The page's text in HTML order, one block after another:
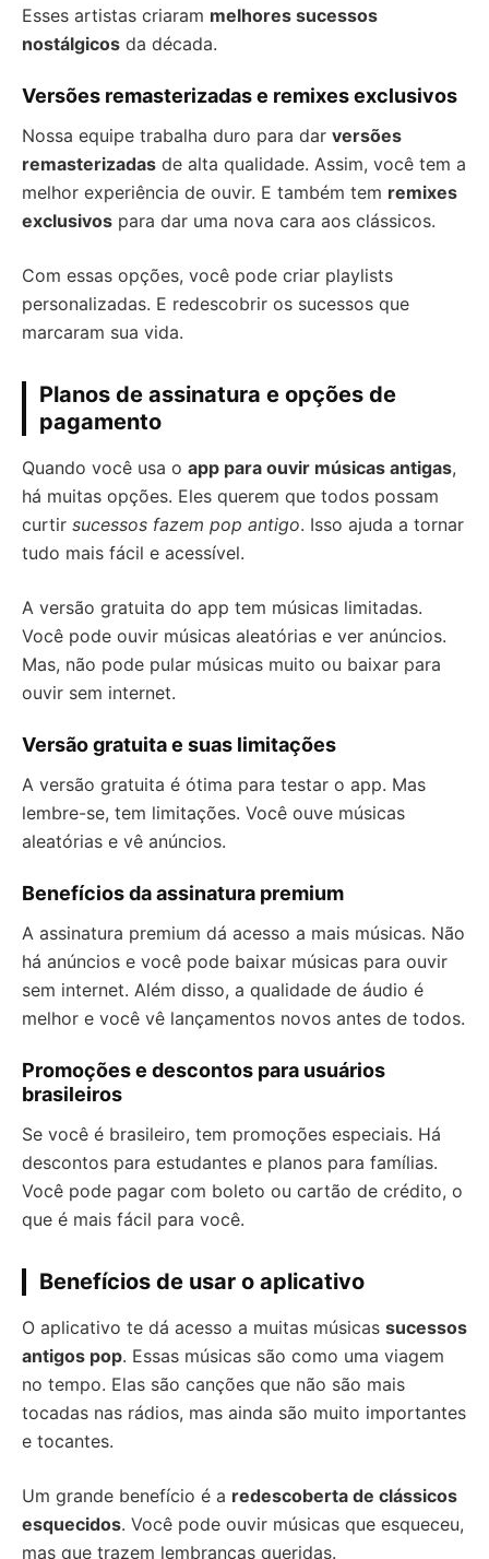
Esses artistas criaram melhores sucessos
nostálgicos da década.
Versões remasterizadas e remixes exclusivos
Nossa equipe trabalha duro para dar versões
remasterizadas de alta qualidade. Assim, você tem a
melhor experiência de ouvir. E também tem remixes
exclusivos para dar uma nova cara aos clássicos.
Com essas opções, você pode criar playlists
personalizadas. E redescobrir os sucessos que
marcaram sua vida.
Planos de assinatura e opções de
pagamento
Quando você usa o app para ouvir músicas antigas,
há muitas opções. Eles querem que todos possam
curtir sucessos fazem pop antigo. Isso ajuda a tornar
tudo mais fácil e acessível.
A versão gratuita do app tem músicas limitadas.
Você pode ouvir músicas aleatórias e ver anúncios.
Mas, não pode pular músicas muito ou baixar para
ouvir sem internet.
Versão gratuita e suas limitações
A versão gratuita é ótima para testar o app. Mas
lembre-se, tem limitações. Você ouve músicas
aleatórias e vê anúncios.
Benefícios da assinatura premium
A assinatura premium dá acesso a mais músicas. Não
há anúncios e você pode baixar músicas para ouvir
sem internet. Além disso, a qualidade de áudio é
melhor e você vê lançamentos novos antes de todos.
Promoções e descontos para usuários
brasileiros
Se você é brasileiro, tem promoções especiais. Há
descontos para estudantes e planos para famílias.
Você pode pagar com boleto ou cartão de crédito, o
que é mais fácil para você.
Benefícios de usar o aplicativo
O aplicativo te dá acesso a muitas músicas sucessos
antigos pop. Essas músicas são como uma viagem
no tempo. Elas são canções que não são mais
tocadas nas rádios, mas ainda são muito importantes
e tocantes.
Um grande benefício é a redescoberta de clássicos
esquecidos. Você pode ouvir músicas que esqueceu,
mas que trazem lembranças queridas.